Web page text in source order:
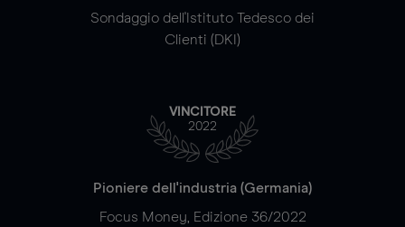
Sondaggio dell'Istituto Tedesco dei
Clienti (DKI)
VINCITORE
2022
Pioniere dell'industria (Germania)
Focus Money, Edizione 36/2022